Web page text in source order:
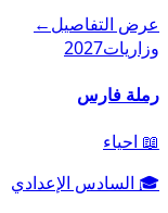
عرض التفاصيل←
وزاريات2027
رملة فارس
📖 احياء
🎓 السادس الإعدادي